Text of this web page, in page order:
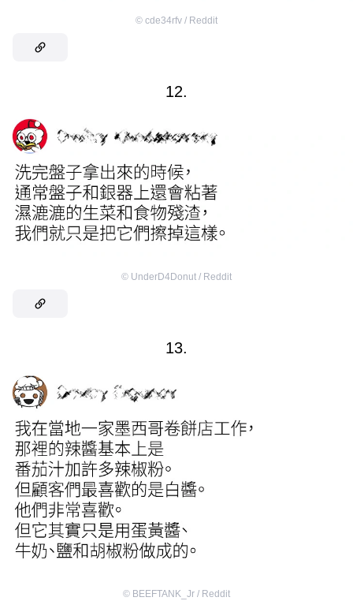
© cde34rfv / Reddit
12.
© UnderD4Donut / Reddit
13.
© BEEFTANK_Jr / Reddit